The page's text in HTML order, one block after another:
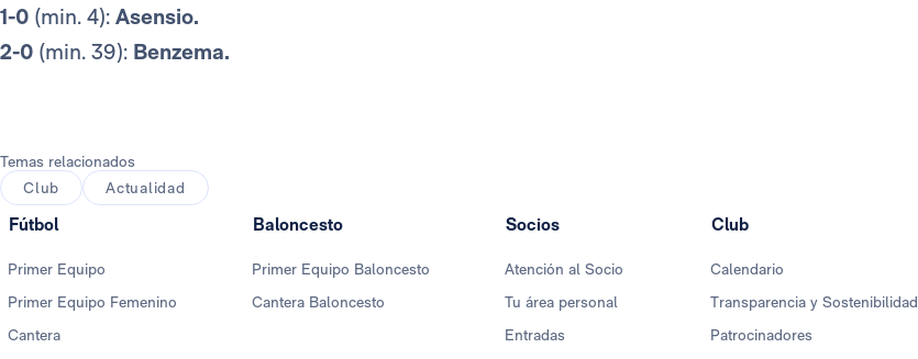
1-0 (min. 4): Asensio.
2-0 (min. 39): Benzema.
Temas relacionados
Club
Actualidad
Fútbol
Primer Equipo
Primer Equipo Femenino
Cantera
Baloncesto
Primer Equipo Baloncesto
Cantera Baloncesto
Socios
Atención al Socio
Tu área personal
Entradas
Club
Calendario
Transparencia y Sostenibilidad
Patrocinadores